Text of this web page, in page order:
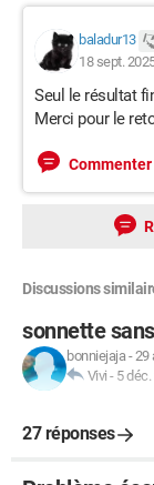
baladur13
18 sept.
Seul le résultat
Merci pour le
Commenter
Discussions
sonnette
bonniejaja-29
Vivi - 5
27 réponses